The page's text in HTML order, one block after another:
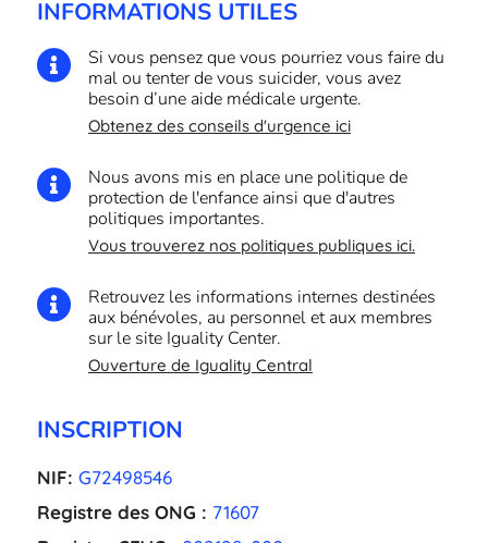
INFORMATIONS UTILES

Si vous pensez que vous pourriez vous faire du
mal ou tenter de vous suicider, vous avez
besoin d’une aide médicale urgente.
Obtenez des conseils d'urgence ici

Nous avons mis en place une politique de
protection de l'enfance ainsi que d'autres
politiques importantes.
Vous trouverez nos politiques publiques ici.

Retrouvez les informations internes destinées
aux bénévoles, au personnel et aux membres
sur le site Iguality Center.
Ouverture de Iguality Central
INSCRIPTION
NIF: G72498546
Registre des ONG : 71607